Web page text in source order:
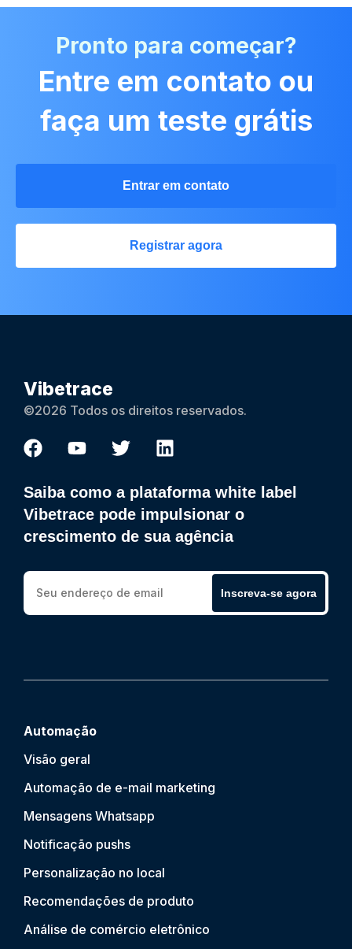
Pronto para começar?
Entre em contato ou
faça um teste grátis
Entrar em contato
Registrar agora
Vibetrace
©2026 Todos os direitos reservados.
Saiba como a plataforma white label
Vibetrace pode impulsionar o
crescimento de sua agência
Inscreva-se agora
Automação
Visão geral
Automação de e-mail marketing
Mensagens Whatsapp
Notificação pushs
Personalização no local
Recomendações de produto
Análise de comércio eletrônico